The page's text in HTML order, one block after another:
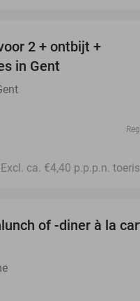
2 + ontbijt +
in Gent
Excl. ca. €4,40 p.p.p.n.
of -diner à la